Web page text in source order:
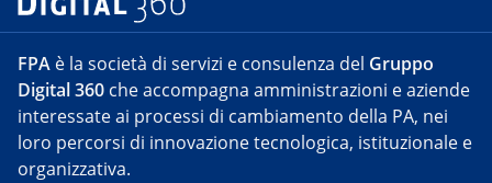
FPA è la società di servizi e consulenza del Gruppo
Digital 360 che accompagna amministrazioni e aziende
interessate ai processi di cambiamento della PA, nei
loro percorsi di innovazione tecnologica, istituzionale e
organizzativa.